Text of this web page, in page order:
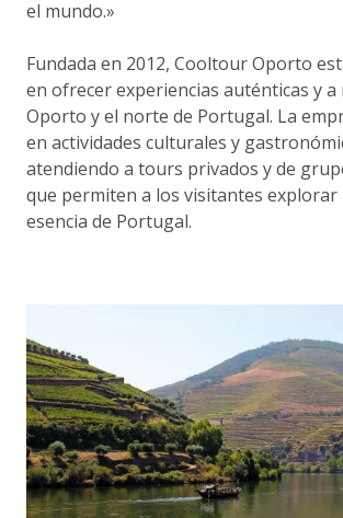
el mundo.»
Fundada en 2012, Cooltour Oporto
en ofrecer experiencias auténticas y a
Oporto y el norte de Portugal. La
en actividades culturales y
atendiendo a tours privados y de
que permiten a los visitantes explorar
esencia de Portugal.